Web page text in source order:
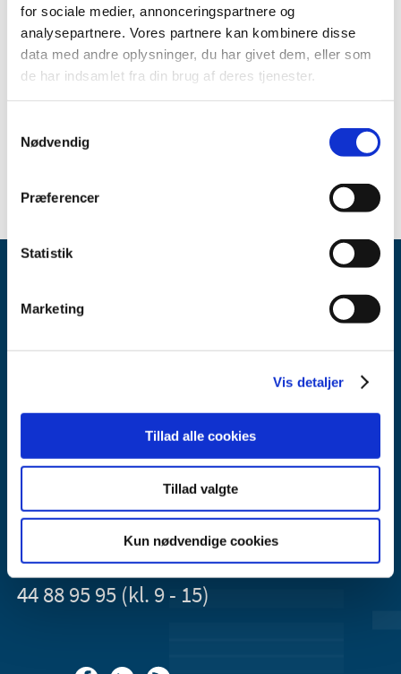
for sociale medier, annonceringspartnere og
analysepartnere. Vores partnere kan kombinere disse
data med andre oplysninger, du har givet dem, eller som
de har indsamlet fra din brug af deres tjenester.
Nødvendig
Præferencer
Statistik
Marketing
Vis detaljer
Tillad alle cookies
Tillad valgte
Kun nødvendige cookies
Alle (395)
TID
2019 (1)
2016 (6)
Lægemiddelstyrelsen er en del af
Sundheds- og Kirkeministeriet.
Kontakt Lægemiddelstyrelsen
44 88 95 95 (kl. 9 - 15)